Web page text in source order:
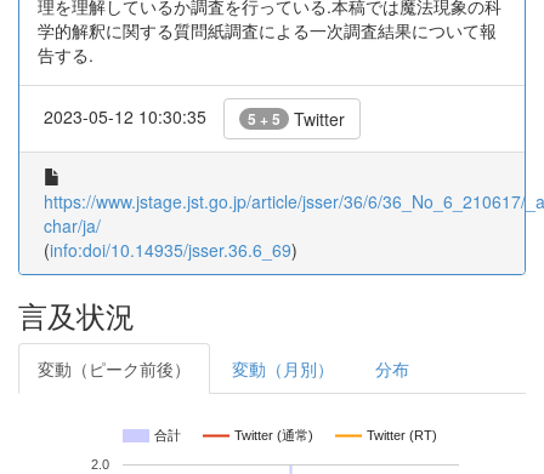
理を理解しているか調査を行っている.本稿では魔法現象の科
学的解釈に関する質問紙調査による一次調査結果について報
告する.
2023-05-12 10:30:35 5 + 5 Twitter
https://www.jstage.jst.go.jp/article/jsser/36/6/36_No_6_210617/
char/ja/
(info:doi/10.14935/jsser.36.6_69)
言及状況
変動（ピーク前後） 変動（月別） 分布
合計 Twitter (通常) Twitter (RT)
2.0